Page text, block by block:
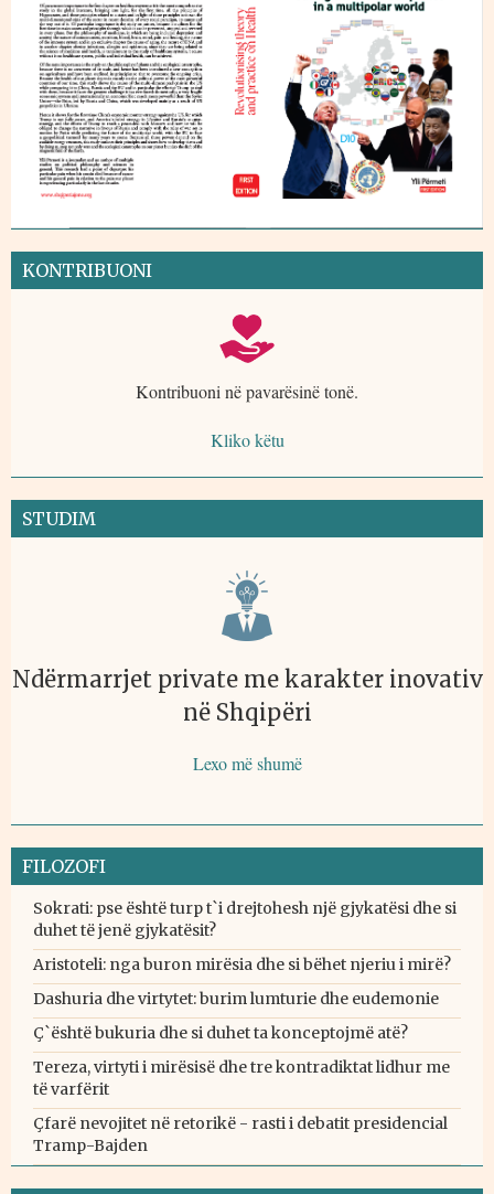
KONTRIBUONI
Kontribuoni në pavarësinë tonë.
Kliko këtu
STUDIM
Ndërmarrjet private me karakter inovativ
në Shqipëri
Lexo më shumë
FILOZOFI
Sokrati: pse është turp t`i drejtohesh një gjykatësi dhe si
duhet të jenë gjykatësit?
Aristoteli: nga buron mirësia dhe si bëhet njeriu i mirë?
Dashuria dhe virtytet: burim lumturie dhe eudemonie
Ç`është bukuria dhe si duhet ta konceptojmë atë?
Tereza, virtyti i mirësisë dhe tre kontradiktat lidhur me
të varfërit
Çfarë nevojitet në retorikë - rasti i debatit presidencial
Tramp-Bajden